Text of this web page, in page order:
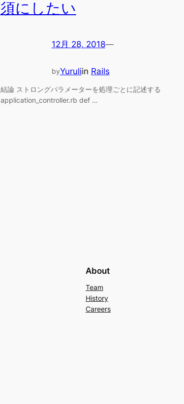
須にしたい
12月 28, 2018—
byYuruliin Rails
結論 ストロングパラメーターを処理ごとに記述する
application_controller.rb def …
About
Team
History
Careers